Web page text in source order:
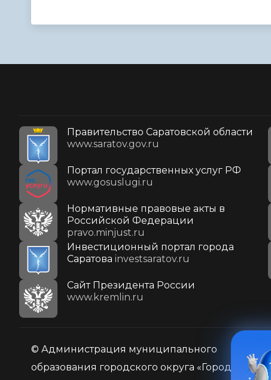
Правительство Саратовской области
www.saratov.gov.ru
Портал государственных услуг РФ
www.gosuslugi.ru
Нормативные правовые акты в
Российской Федерации
pravo.minjust.ru
Инвестиционный портал города
Саратова investsaratov.ru
Cайт Президента России
www.kremlin.ru
© Администрация муниципального
образования городского округа «Город